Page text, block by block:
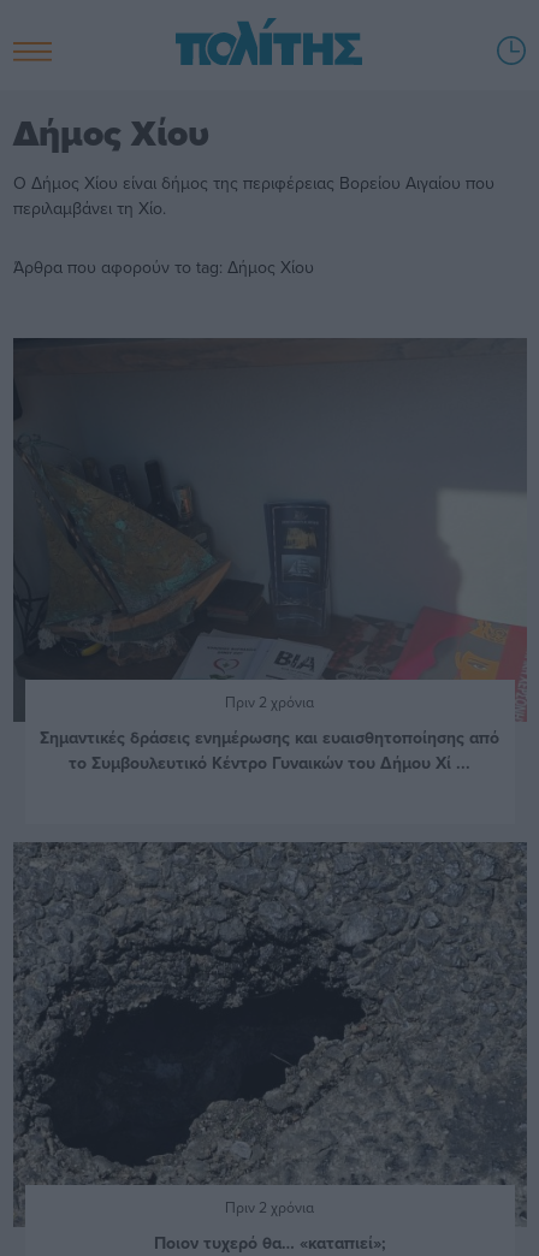
Δήμος Χίου
Ο Δήμος Χίου είναι δήμος της περιφέρειας Βορείου Αιγαίου που
περιλαμβάνει τη Χίο.
Άρθρα που αφορούν το tag: Δήμος Χίου
Πριν 2 χρόνια
Σημαντικές δράσεις ενημέρωσης και ευαισθητοποίησης από
το Συμβουλευτικό Κέντρο Γυναικών του Δήμου Χί ...
Πριν 2 χρόνια
Ποιον τυχερό θα… «καταπιεί»;